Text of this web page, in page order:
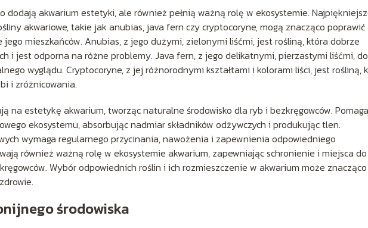
dodają akwarium estetyki, ale również pełnią ważną rolę w ekosystemie.
akwariowe, takie jak anubias, java fern czy cryptocoryne, mogą znacząco poprawić
mieszkańców. Anubias, z jego dużymi, zielonymi liśćmi, jest rośliną, która dobrze
i jest odporna na różne problemy. Java fern, z jego delikatnymi, pierzastymi liśćmi,
wyglądu. Cryptocoryne, z jej różnorodnymi kształtami i kolorami liści, jest rośliną,
i zróżnicowania.
na estetykę akwarium, tworząc naturalne środowisko dla ryb i bezkręgowców.
ekosystemu, absorbując nadmiar składników odżywczych i produkując tlen.
wymaga regularnego przycinania, nawożenia i zapewnienia odpowiedniego
również ważną rolę w ekosystemie akwarium, zapewniając schronienie i miejsca do
Wybór odpowiednich roślin i ich rozmieszczenie w akwarium może znacząco
środowiska